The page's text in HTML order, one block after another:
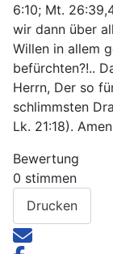
6:10; Mt.
wir dann über
Willen in allem
befürchten?!..
Herrn, Der so
schlimmsten
Lk. 21:18).
Bewertung
0 stimmen
Drucken